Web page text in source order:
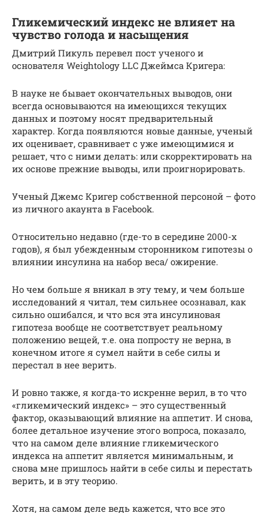
Гликемический индекс не влияет на
чувство голода и насыщения
Дмитрий Пикуль перевел пост ученого и
основателя Weightology LLC Джеймса Кригера:
В науке не бывает окончательных выводов, они
всегда основываются на имеющихся текущих
данных и поэтому носят предварительный
характер. Когда появляются новые данные, ученый
их оценивает, сравнивает с уже имеющимися и
решает, что с ними делать: или скорректировать на
их основе прежние выводы, или проигнорировать.
Ученый Джемс Кригер собственной персоной – фото
из личного акаунта в Facebook.
Относительно недавно (где-то в середине 2000-х
годов), я был убежденным сторонником гипотезы о
влиянии инсулина на набор веса/ ожирение.
Но чем больше я вникал в эту тему, и чем больше
исследований я читал, тем сильнее осознавал, как
сильно ошибался, и что вся эта инсулиновая
гипотеза вообще не соответствует реальному
положению вещей, т.е. она попросту не верна, в
конечном итоге я сумел найти в себе силы и
перестал в нее верить.
И ровно также, я когда-то искренне верил, в то что
«гликемический индекс» – это существенный
фактор, оказывающий влияние на аппетит. И снова,
более детальное изучение этого вопроса, показало,
что на самом деле влияние гликемического
индекса на аппетит является минимальным, и
снова мне пришлось найти в себе силы и перестать
верить, и в эту теорию.
Хотя, на самом деле ведь кажется, что все это